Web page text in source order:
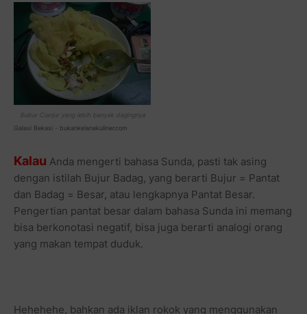
Bubur Cianjur yang lebih banyak dagingnya
Galaxi Bekasi - bukankelanakuliner.com
Kalau Anda mengerti bahasa Sunda, pasti tak asing
dengan istilah Bujur Badag, yang berarti Bujur = Pantat
dan Badag = Besar, atau lengkapnya Pantat Besar.
Pengertian pantat besar dalam bahasa Sunda ini memang
bisa berkonotasi negatif, bisa juga berarti analogi orang
yang makan tempat duduk.
Hehehehe, bahkan ada iklan rokok yang menggunakan